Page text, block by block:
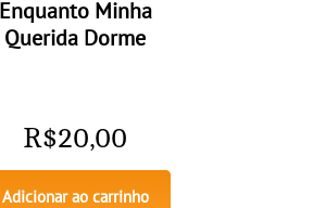
Enquanto Minha
Querida Dorme
R$20,00
Adicionar ao carrinho